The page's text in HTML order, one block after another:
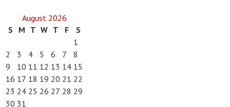
August 2026
S
M T W T F
S
1
2
3 4 5 6 7
8
9
10 11 12 13 14 15
16 17 18 19 20 21 22
23 24 25 26 27 28 29
30 31